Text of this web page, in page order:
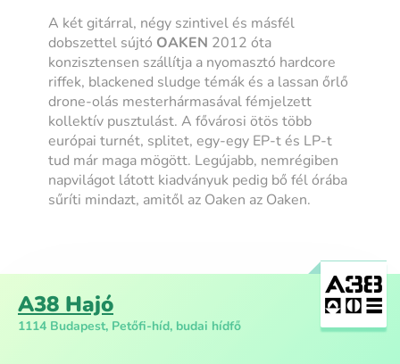
A két gitárral, négy szintivel és másfél
dobszettel sújtó OAKEN 2012 óta
konzisztensen szállítja a nyomasztó hardcore
riffek, blackened sludge témák és a lassan őrlő
drone-olás mesterhármasával fémjelzett
kollektív pusztulást. A fővárosi ötös több
európai turnét, splitet, egy-egy EP-t és LP-t
tud már maga mögött. Legújabb, nemrégiben
napvilágot látott kiadványuk pedig bő fél órába
sűríti mindazt, amitől az Oaken az Oaken.
A38 Hajó
1114 Budapest, Petőfi-híd, budai hídfő